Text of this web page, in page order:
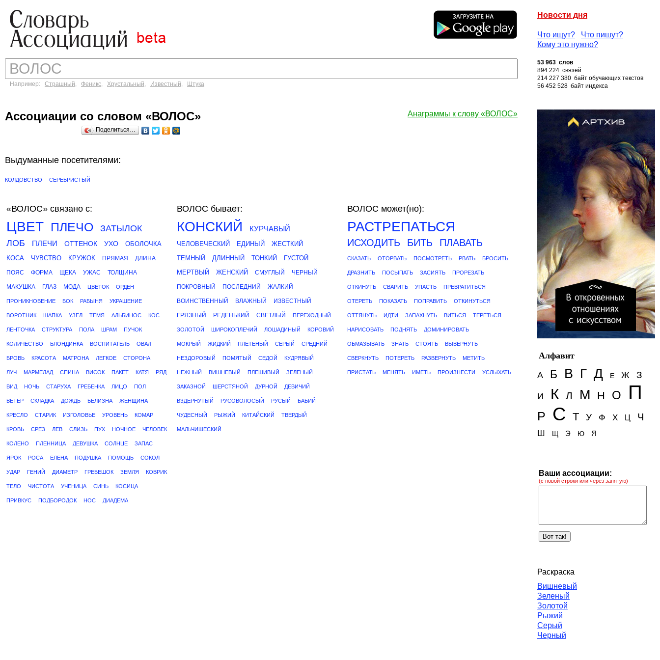
Новости дня
Что ищут?
Что пишут?
Кому это нужно?
Например: Страшный, Феникс, Хрустальный, Известный, Штука
53 963 слов
894 224 связей
214 227 380 байт обучающих текстов
56 452 528 байт индекса
Анаграммы к слову «ВОЛОС»
Ассоциации со словом «ВОЛОС»
Поделиться…
Выдуманные посетителями:
КОЛДОВСТВО СЕРЕБРИСТЫЙ
«ВОЛОС» связано с:
ЦВЕТ ПЛЕЧО
ЗАТЫЛОК
ЛОБ
ПЛЕЧИ ОТТЕНОК УХО
ОБОЛОЧКА
КОСА
ЧУВСТВО КРУЖОК ПРЯМАЯ ДЛИНА
ПОЯС ФОРМА ЩЕКА УЖАС ТОЛЩИНА
МАКУШКА ГЛАЗ МОДА ЦВЕТОК ОРДЕН
ПРОНИКНОВЕНИЕ БОК РАБЫНЯ УКРАШЕНИЕ
ВОРОТНИК ШАПКА УЗЕЛ ТЕМЯ АЛЬБИНОС КОС
ЛЕНТОЧКА СТРУКТУРА ПОЛА ШРАМ ПУЧОК
КОЛИЧЕСТВО БЛОНДИНКА ВОСПИТАТЕЛЬ ОВАЛ
БРОВЬ КРАСОТА МАТРОНА ЛЕГКОЕ СТОРОНА
ЛУЧ МАРМЕЛАД СПИНА ВИСОК ПАКЕТ КАТЯ РЯД
ВИД НОЧЬ СТАРУХА ГРЕБЕНКА ЛИЦО ПОЛ
ВЕТЕР СКЛАДКА ДОЖДЬ БЕЛИЗНА ЖЕНЩИНА
КРЕСЛО СТАРИК ИЗГОЛОВЬЕ УРОВЕНЬ КОМАР
КРОВЬ СРЕЗ ЛЕВ СЛИЗЬ ПУХ НОЧНОЕ ЧЕЛОВЕК
КОЛЕНО ПЛЕННИЦА ДЕВУШКА СОЛНЦЕ ЗАПАС
ЯРОК РОСА ЕЛЕНА ПОДУШКА ПОМОЩЬ СОКОЛ
УДАР ГЕНИЙ ДИАМЕТР ГРЕБЕШОК ЗЕМЛЯ КОВРИК
ТЕЛО ЧИСТОТА УЧЕНИЦА СИНЬ КОСИЦА
ПРИВКУС ПОДБОРОДОК НОС ДИАДЕМА
ВОЛОС бывает:
КОНСКИЙ КУРЧАВЫЙ
ЧЕЛОВЕЧЕСКИЙ ЕДИНЫЙ
ЖЕСТКИЙ
ТЕМНЫЙ
ДЛИННЫЙ ТОНКИЙ
ГУСТОЙ
МЕРТВЫЙ
ЖЕНСКИЙ СМУГЛЫЙ ЧЕРНЫЙ
ПОКРОВНЫЙ ПОСЛЕДНИЙ ЖАЛКИЙ
ВОИНСТВЕННЫЙ ВЛАЖНЫЙ ИЗВЕСТНЫЙ
ГРЯЗНЫЙ РЕДЕНЬКИЙ СВЕТЛЫЙ ПЕРЕХОДНЫЙ
ЗОЛОТОЙ ШИРОКОПЛЕЧИЙ ЛОШАДИНЫЙ КОРОВИЙ
МОКРЫЙ ЖИДКИЙ ПЛЕТЕНЫЙ СЕРЫЙ СРЕДНИЙ
НЕЗДОРОВЫЙ ПОМЯТЫЙ СЕДОЙ КУДРЯВЫЙ
НЕЖНЫЙ ВИШНЕВЫЙ ПЛЕШИВЫЙ ЗЕЛЕНЫЙ
ЗАКАЗНОЙ ШЕРСТЯНОЙ ДУРНОЙ ДЕВИЧИЙ
ВЗДЕРНУТЫЙ РУСОВОЛОСЫЙ РУСЫЙ БАБИЙ
ЧУДЕСНЫЙ РЫЖИЙ КИТАЙСКИЙ ТВЕРДЫЙ
МАЛЬЧИШЕСКИЙ
ВОЛОС может(но):
РАСТРЕПАТЬСЯ
ИСХОДИТЬ БИТЬ ПЛАВАТЬ
СКАЗАТЬ ОТОРВАТЬ ПОСМОТРЕТЬ РВАТЬ БРОСИТЬ
ДРАЗНИТЬ ПОСЫПАТЬ ЗАСИЯТЬ ПРОРЕЗАТЬ
ОТКИНУТЬ СВАРИТЬ УПАСТЬ ПРЕВРАТИТЬСЯ
ОТЕРЕТЬ ПОКАЗАТЬ ПОПРАВИТЬ ОТКИНУТЬСЯ
ОТТЯНУТЬ ИДТИ ЗАПАХНУТЬ ВИТЬСЯ ТЕРЕТЬСЯ
НАРИСОВАТЬ ПОДНЯТЬ ДОМИНИРОВАТЬ
ОБМАЗЫВАТЬ ЗНАТЬ СТОЯТЬ ВЫВЕРНУТЬ
СВЕРКНУТЬ ПОТЕРЕТЬ РАЗВЕРНУТЬ МЕТИТЬ
ПРИСТАТЬ МЕНЯТЬ ИМЕТЬ ПРОИЗНЕСТИ УСЛЫХАТЬ
Алфавит
А
Б В Г Д Е Ж З
И К Л М Н О П
Р С Т У Ф Х Ц Ч
Ш Щ Э Ю Я
Ваши ассоциации:
(с новой строки или через запятую)
Раскраска
Вишневый
Зеленый
Золотой
Рыжий
Серый
Черный